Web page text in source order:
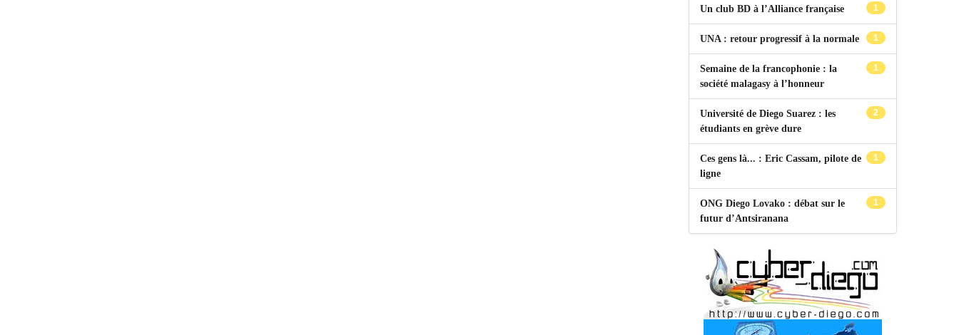
1
Un club BD à l’Alliance française
1
UNA : retour progressif à la normale
1
Semaine de la francophonie : la
société malagasy à l’honneur
2
Université de Diego Suarez : les
étudiants en grève dure
1
Ces gens là... : Eric Cassam, pilote de
ligne
1
ONG Diego Lovako : débat sur le
futur d’Antsiranana